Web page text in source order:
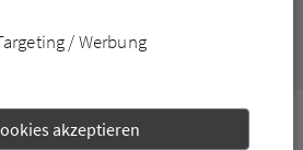
/ Werbung
akzeptieren